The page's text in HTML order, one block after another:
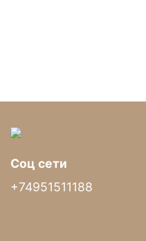
Соц сети
+74951511188